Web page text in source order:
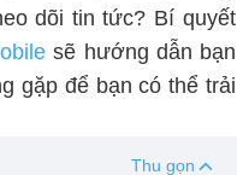
dõi tin tức? Bí quyết
sẽ hướng dẫn bạn
gặp để bạn có thể trải
Thu gọn